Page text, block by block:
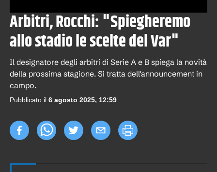
Arbitri, Rocchi: "Spiegheremo
allo stadio le scelte del Var"
Il designatore degli arbitri di Serie A e B spiega la novità
della prossima stagione. Si tratta dell'announcement in
campo.
Pubblicato il 6 agosto 2025, 12:59